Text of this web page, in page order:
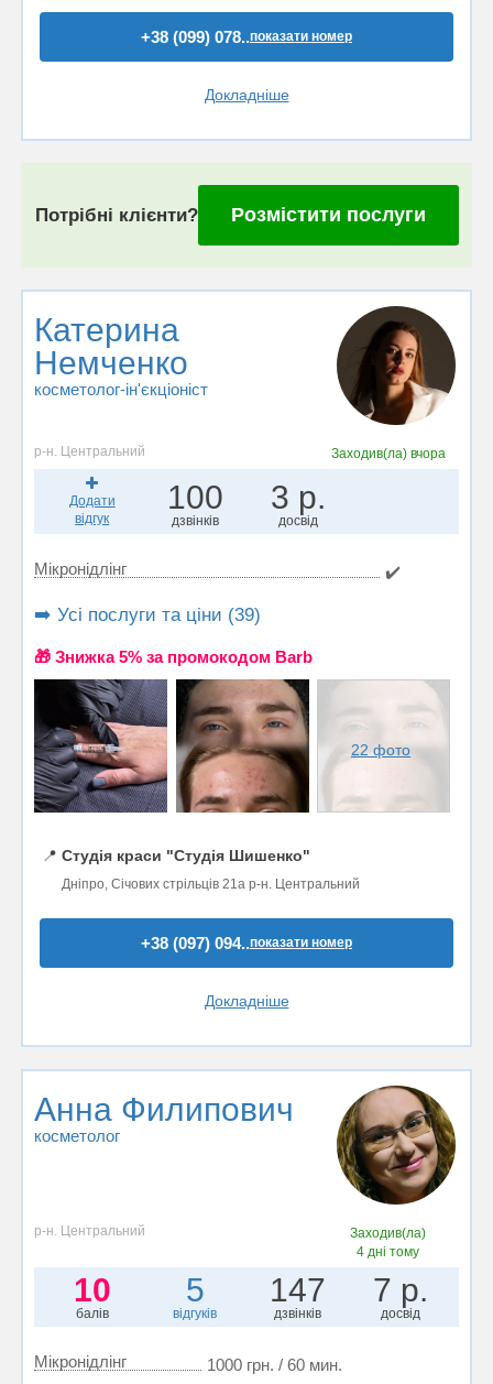
+38 (099) 078..показати номер
Докладніше
Потрібні клієнти? Розмістити послуги
Катерина
Немченко
косметолог-ін'єкціоніст
р-н. Центральний Заходив(ла) вчора
Додати
відгук
100
дзвінків
3 р.
досвід
Мікронідлінг ✔️
➡️ Усі послуги та ціни (39)
🎁 Знижка 5% за промокодом Barb
22 фото
📍 Студія краси "Студія Шишенко"
Дніпро, Січових стрільців 21а р-н. Центральний
+38 (097) 094..показати номер
Докладніше
Анна Филипович
косметолог
р-н. Центральний
Заходив(ла)
4 дні тому
10
балів
5
відгуків
147
дзвінків
7 р.
досвід
Мікронідлінг 1000 грн. / 60 мин.